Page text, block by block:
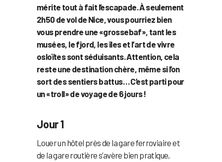
mérite tout à fait l’escapade. À seulement
2h50 de vol de Nice, vous pourriez bien
vous prendre une «grossebaf», tant les
musées, le fjord, les îles et l’art de vivre
osloïtes sont séduisants. Attention, cela
reste une destination chère, même si l’on
sort des sentiers battus… C’est parti pour
un «troll» de voyage de 6 jours !
Jour 1
Louer un hôtel près de la gare ferroviaire et
de la gare routière s’avère bien pratique,